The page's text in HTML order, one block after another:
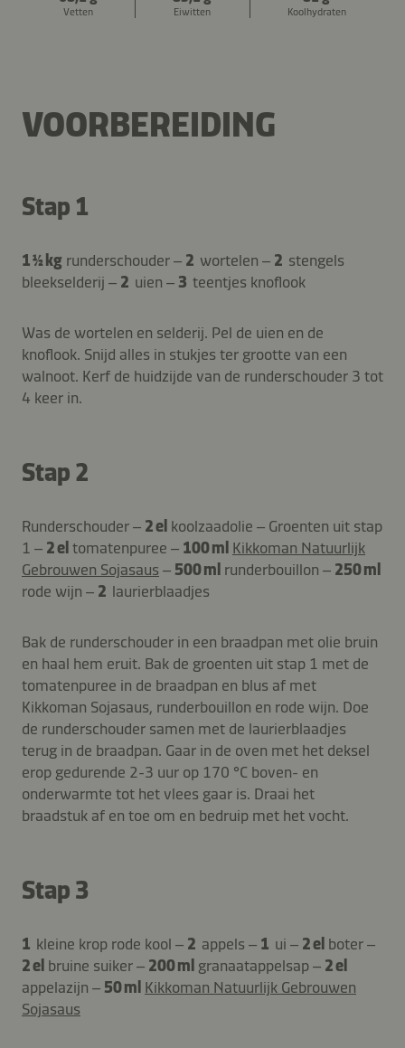
Vetten Eiwitten Koolhydraten
VOORBEREIDING
Stap 1
1 ½ kg runderschouder – 2 wortelen – 2 stengels
bleekselderij – 2 uien – 3 teentjes knoflook
Was de wortelen en selderij. Pel de uien en de
knoflook. Snijd alles in stukjes ter grootte van een
walnoot. Kerf de huidzijde van de runderschouder 3 tot
4 keer in.
Stap 2
Runderschouder – 2 el koolzaadolie – Groenten uit stap
1 – 2 eltomatenpuree – 100 ml Kikkoman Natuurlijk
Gebrouwen Sojasaus – 500 ml runderbouillon – 250 ml
rode wijn – 2 laurierblaadjes
Bak de runderschouder in een braadpan met olie bruin
en haal hem eruit. Bak de groenten uit stap 1 met de
tomatenpuree in de braadpan en blus af met
Kikkoman Sojasaus, runderbouillon en rode wijn. Doe
de runderschouder samen met de laurierblaadjes
terug in de braadpan. Gaar in de oven met het deksel
erop gedurende 2-3 uur op 170 °C boven- en
onderwarmte tot het vlees gaar is. Draai het
braadstuk af en toe om en bedruip met het vocht.
Stap 3
1 kleine krop rode kool – 2 appels – 1 ui – 2 el boter –
2 el bruine suiker – 200 ml granaatappelsap – 2 el
appelazijn – 50 ml Kikkoman Natuurlijk Gebrouwen
Sojasaus